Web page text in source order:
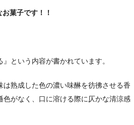
菓子です！！
という内容が書かれています。
熟成した色の濃い味醂を彷彿させる香
がなく、口に溶ける際に仄かな清涼感